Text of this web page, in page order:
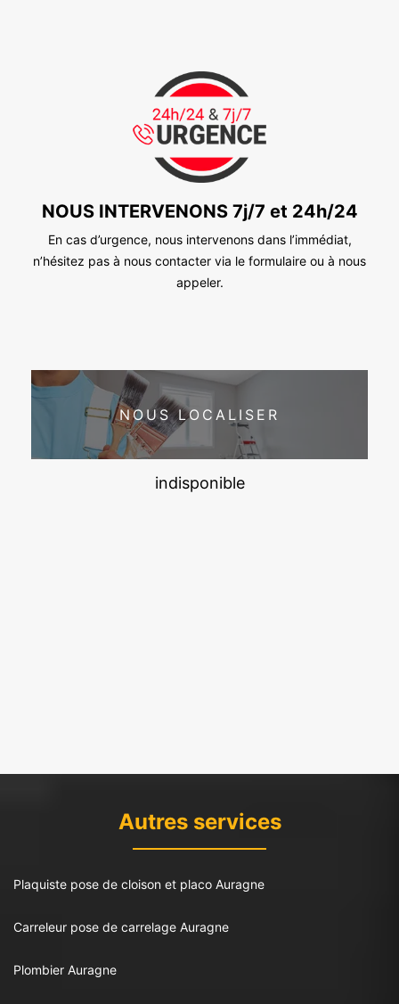
NOUS INTERVENONS 7j/7 et 24h/24
En cas d’urgence, nous intervenons dans l’immédiat,
n’hésitez pas à nous contacter via le formulaire ou à nous
appeler.
NOUS LOCALISER
indisponible
Autres services
Plaquiste pose de cloison et placo Auragne
Carreleur pose de carrelage Auragne
Plombier Auragne